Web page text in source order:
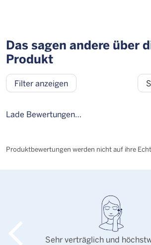
Das sagen andere über
Produkt
Filter anzeigen
Lade Bewertungen…
Produktbewertungen werden nicht auf ihre
Sehr verträglich und